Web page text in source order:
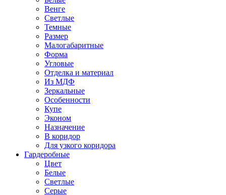
Венге
Светлые
Темные
Размер
Малогабаритные
Форма
Угловые
Отделка и материал
Из МДФ
Зеркальные
Особенности
Купе
Эконом
Назначение
В коридор
Для узкого коридора
Гардеробные
Цвет
Белые
Светлые
Серые